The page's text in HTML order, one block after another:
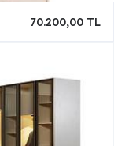
70.200,00 TL